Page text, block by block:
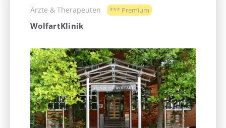
Ärzte & Therapeuten *** Premium
WolfartKlinik